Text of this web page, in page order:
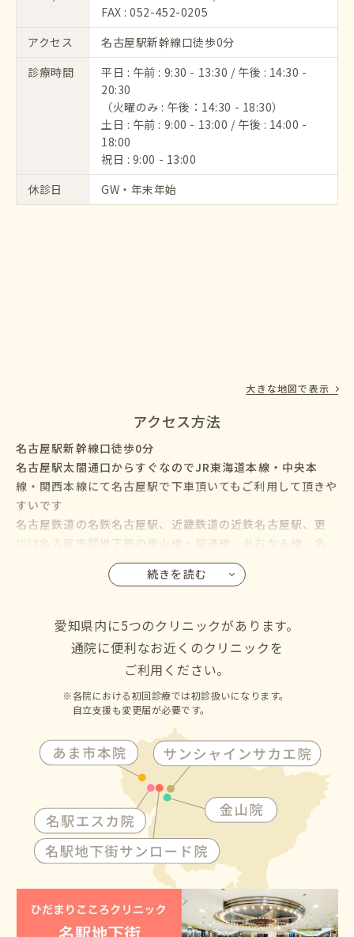
FAX : 052-452-0205
アクセス
名古屋駅新幹線口徒歩0分
診療時間
平日 : 午前 : 9:30 - 13:30 / 午後 : 14:30 -
20:30
（火曜のみ : 午後：14:30 - 18:30）
土日 : 午前 : 9:00 - 13:00 / 午後 : 14:00 -
18:00
祝日 : 9:00 - 13:00
休診日
GW・年末年始
大きな地図で表示
アクセス方法
名古屋駅新幹線口徒歩0分
名古屋駅太閤通口からすぐなのでJR東海道本線・中央本
線・関西本線にて名古屋駅で下車頂いてもご利用して頂きや
すいです
名古屋鉄道の名鉄名古屋駅、近畿鉄道の近鉄名古屋駅、更
には名古屋市営地下鉄の東山線・桜通線、あおなみ線、名
鉄バス・名古屋市営バスも名古屋駅に乗り入れているので、
名古屋市の千種区・東区・北区・西区・中村区・中区・昭
区・名東区・天白区にお住いの方からも通院して頂けます
続きを読む
愛知県内に5つのクリニックがあります。
通院に便利なお近くのクリニックを
ご利用ください。
各院における初回診療では初診扱いになります。
自立支援も変更届が必要です。